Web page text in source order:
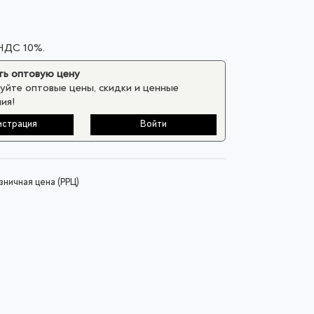
10%.
оптовую цену
оптовые цены, скидки и ценные
Войти
цена (РРЦ)